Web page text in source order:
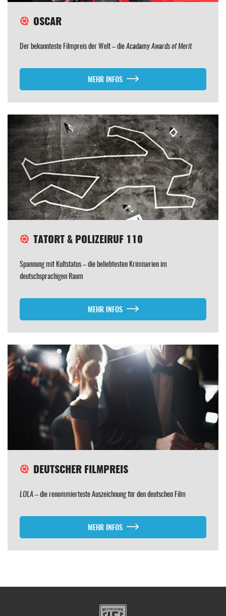
OSCAR
Der bekannteste Filmpreis der Welt – dieAcadamy Awards of Merit
MEHR INFOS
TATORT & POLIZEIRUF 110
Spannung mit Kultstatus – die beliebtesten Krimiserien im
deutschsprachigen Raum
MEHR INFOS
DEUTSCHER FILMPREIS
LOLA– die renommierteste Auszeichnung für den deutschen Film
MEHR INFOS